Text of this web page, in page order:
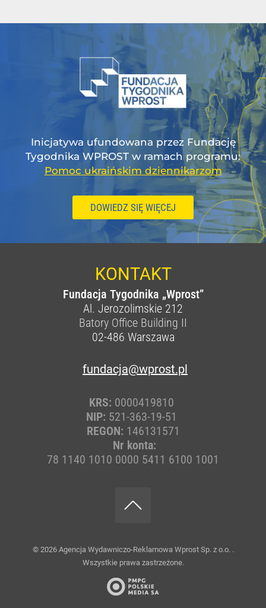
Inicjatywa ufundowana przez Fundację
Tygodnika WPROST w ramach programu:
Pomoc ukraińskim dziennikarzom
DOWIEDZ SIĘ WIĘCEJ
KONTAKT
Fundacja Tygodnika „Wprost”
Al. Jerozolimskie 212
Batory Office Building II
02-486 Warszawa
fundacja@wprost.pl
KRS: 0000419810
NIP: 521-363-19-51
REGON: 146131571
Nr konta:
78 1140 1010 0000 5411 6100 1001
© 2026 Agencja Wydawniczo-Reklamowa Wprost Sp. z o.o. .
Wszystkie prawa zastrzeżone.